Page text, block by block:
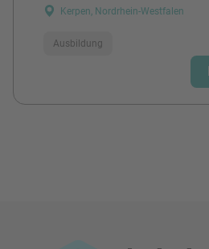
Kerpen, Nordrhein-Westfalen
Ausbildung